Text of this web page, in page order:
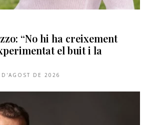
“No hi ha creixement
el buit i la
D'AGOST DE 2026